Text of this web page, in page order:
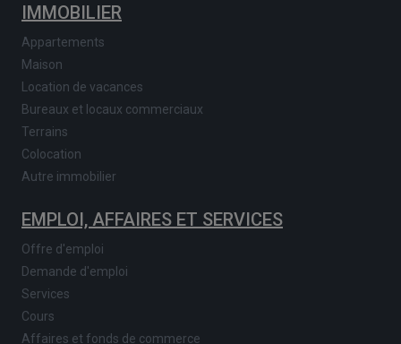
IMMOBILIER
Appartements
Maison
Location de vacances
Bureaux et locaux commerciaux
Terrains
Colocation
Autre immobilier
EMPLOI, AFFAIRES ET SERVICES
Offre d'emploi
Demande d'emploi
Services
Cours
Affaires et fonds de commerce